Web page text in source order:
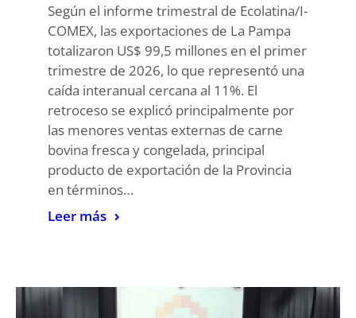
Según el informe trimestral de Ecolatina/I-
COMEX, las exportaciones de La Pampa
totalizaron US$ 99,5 millones en el primer
trimestre de 2026, lo que representó una
caída interanual cercana al 11%. El
retroceso se explicó principalmente por
las menores ventas externas de carne
bovina fresca y congelada, principal
producto de exportación de la Provincia
en términos…
Leer más